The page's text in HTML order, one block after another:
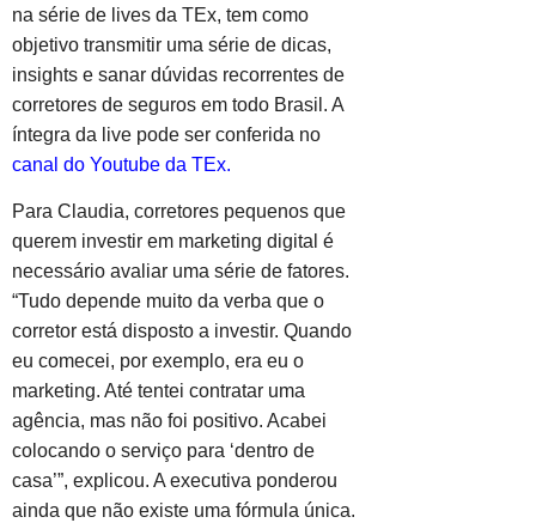
na série de lives da TEx, tem como
objetivo transmitir uma série de dicas,
insights e sanar dúvidas recorrentes de
corretores de seguros em todo Brasil. A
íntegra da live pode ser conferida no
canal do Youtube da TEx.
Para Claudia, corretores pequenos que
querem investir em marketing digital é
necessário avaliar uma série de fatores.
“Tudo depende muito da verba que o
corretor está disposto a investir. Quando
eu comecei, por exemplo, era eu o
marketing. Até tentei contratar uma
agência, mas não foi positivo. Acabei
colocando o serviço para ‘dentro de
casa’”, explicou. A executiva ponderou
ainda que não existe uma fórmula única.